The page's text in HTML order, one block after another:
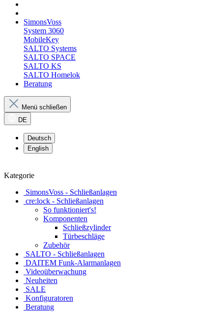
SimonsVoss
System 3060
MobileKey
SALTO Systems
SALTO SPACE
SALTO KS
SALTO Homelok
Beratung
Menü schließen
DE
Deutsch
English
Kategorie
SimonsVoss - Schließanlagen
cre:lock - Schließanlagen
So funktioniert's!
Komponenten
Schließzylinder
Türbeschläge
Zubehör
SALTO - Schließanlagen
DAITEM Funk-Alarmanlagen
Videoüberwachung
Neuheiten
SALE
Konfiguratoren
Beratung